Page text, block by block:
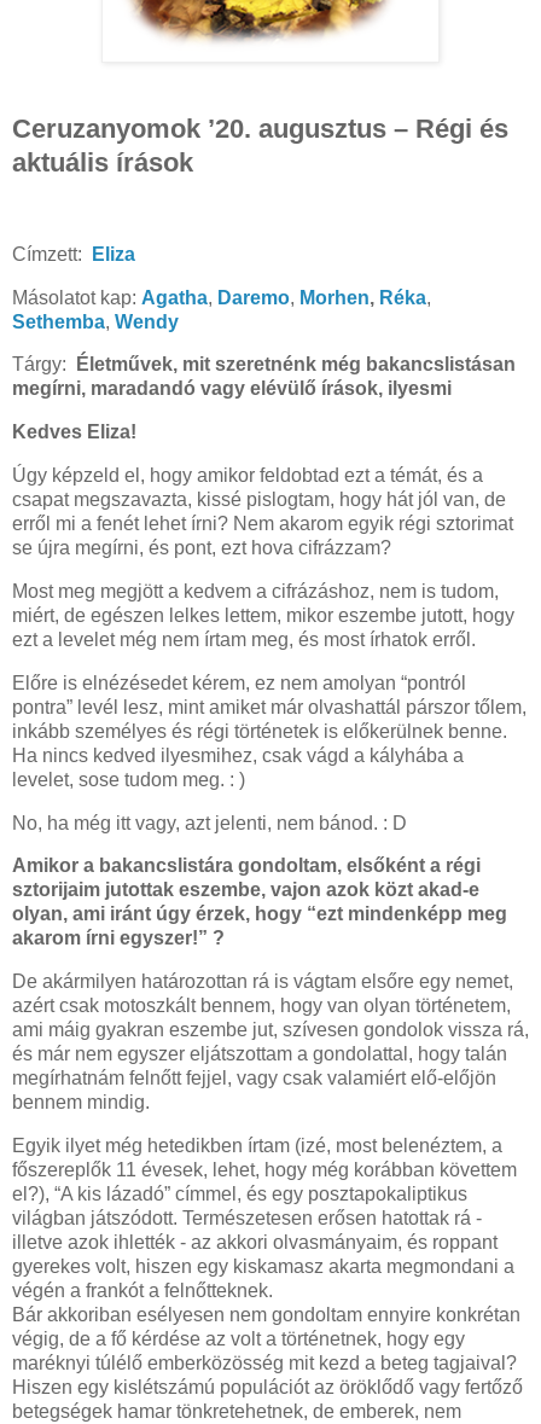
Ceruzanyomok ’20. augusztus – Régi és
aktuális írások
Címzett: Eliza
Másolatot kap: Agatha, Daremo, Morhen, Réka,
Sethemba, Wendy
Tárgy:
Életművek, mit szeretnénk még bakancslistásan
megírni, maradandó vagy elévülő írások, ilyesmi
Kedves Eliza!
Úgy képzeld el, hogy amikor feldobtad ezt a témát, és a
csapat megszavazta, kissé pislogtam, hogy hát jól van, de
erről mi a fenét lehet írni? Nem akarom egyik régi sztorimat
se újra megírni, és pont, ezt hova cifrázzam?
Most meg megjött a kedvem a cifrázáshoz, nem is tudom,
miért, de egészen lelkes lettem, mikor eszembe jutott, hogy
ezt a levelet még nem írtam meg, és most írhatok erről.
Előre is elnézésedet kérem, ez nem amolyan “pontról
pontra” levél lesz, mint amiket már olvashattál párszor tőlem,
inkább személyes és régi történetek is előkerülnek benne.
Ha nincs kedved ilyesmihez, csak vágd a kályhába a
levelet, sose tudom meg. : )
No, ha még itt vagy, azt jelenti, nem bánod. : D
Amikor a bakancslistára gondoltam, elsőként a régi
sztorijaim jutottak eszembe, vajon azok közt akad-e
olyan, ami iránt úgy érzek, hogy “ezt mindenképp meg
akarom írni egyszer!” ?
De akármilyen határozottan rá is vágtam elsőre egy nemet,
azért csak motoszkált bennem, hogy van olyan történetem,
ami máig gyakran eszembe jut, szívesen gondolok vissza rá,
és már nem egyszer eljátszottam a gondolattal, hogy talán
megírhatnám felnőtt fejjel, vagy csak valamiért elő-előjön
bennem mindig.
Egyik ilyet még hetedikben írtam (izé, most belenéztem, a
főszereplők 11 évesek, lehet, hogy még korábban követtem
el?), “A kis lázadó” címmel, és egy posztapokaliptikus
világban játszódott. Természetesen erősen hatottak rá -
illetve azok ihlették - az akkori olvasmányaim, és roppant
gyerekes volt, hiszen egy kiskamasz akarta megmondani a
végén a frankót a felnőtteknek.
Bár akkoriban esélyesen nem gondoltam ennyire konkrétan
végig, de a fő kérdése az volt a történetnek, hogy egy
maréknyi túlélő emberközösség mit kezd a beteg tagjaival?
Hiszen egy kislétszámú populációt az öröklődő vagy fertőző
betegségek hamar tönkretehetnek, de emberek, nem